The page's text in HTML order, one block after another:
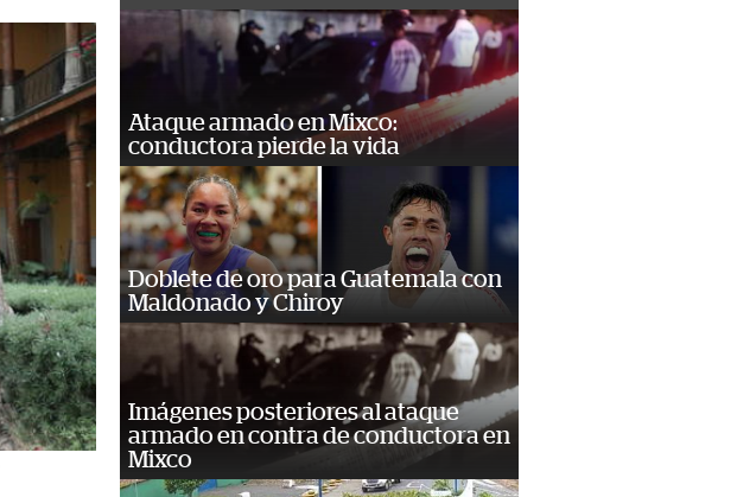
Ataque armado en Mixco:
conductora pierde la vida
Doblete de oro para Guatemala con
Maldonado y Chiroy
Imágenes posteriores al ataque
armado en contra de conductora en
Mixco